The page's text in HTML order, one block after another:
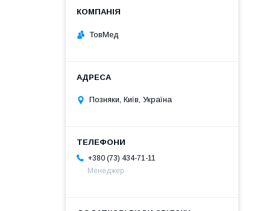
ТовМед
Позняки, Київ, Україна
+380 (73) 434-71-11
Менеджер